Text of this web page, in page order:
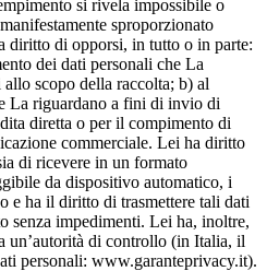
si rivela impossibile o
sproporzionato
diritto di opporsi, in tutto o in parte:
dei dati personali che La
scopo della raccolta; b) al
La riguardano a fini di invio di
diretta o per il compimento di
commerciale. Lei ha diritto
di ricevere in un formato
da dispositivo automatico, i
e ha il diritto di trasmettere tali dati
senza impedimenti. Lei ha, inoltre,
un’autorità di controllo (in Italia, il
personali: www.garanteprivacy.it).